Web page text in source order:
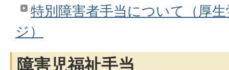
特別障害者手当について（厚
ジ）
障害児福祉手当